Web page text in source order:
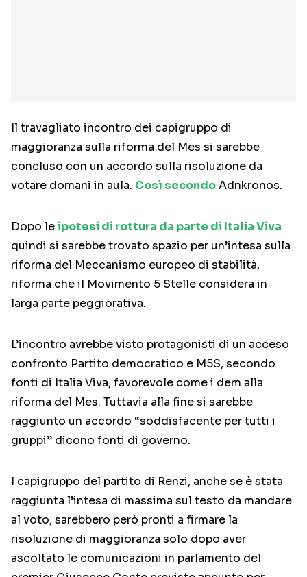
Il travagliato incontro dei capigruppo di
maggioranza sulla riforma del Mes si sarebbe
concluso con un accordo sulla risoluzione da
votare domani in aula. Così secondoAdnkronos.
Dopo leipotesi di rottura da parte di Italia Viva
quindi si sarebbe trovato spazio per un’intesa sulla
riforma del Meccanismo europeo di stabilità,
riforma che il Movimento 5 Stelle considera in
larga parte peggiorativa.
L’incontro avrebbe visto protagonisti di un acceso
confronto Partito democratico e M5S, secondo
fonti di Italia Viva, favorevole come i dem alla
riforma del Mes. Tuttavia alla fine si sarebbe
raggiunto un accordo “soddisfacente per tutti i
gruppi” dicono fonti di governo.
I capigruppo del partito di Renzi, anche se è stata
raggiunta l’intesa di massima sul testo da mandare
al voto, sarebbero però pronti a firmare la
risoluzione di maggioranza solo dopo aver
ascoltato le comunicazioni in parlamento del